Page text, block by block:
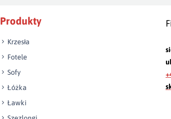
Produkty
Krzesła
Fotele
Sofy
Łóżka
Ławki